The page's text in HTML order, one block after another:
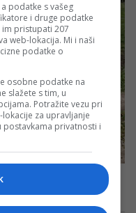
podatke s vašeg
i druge podatke
pristupati 207
web-lokacija. Mi i naši
podatke o
osobne podatke na
slažete s tim, u
Potražite vezu pri
za upravljanje
privatnosti i